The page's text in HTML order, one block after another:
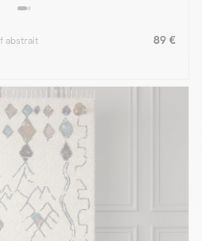
abstrait 89 €